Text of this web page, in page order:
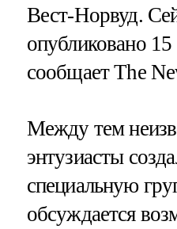
Вест-Норвуд.
опубликовано
сообщает The
Между тем
энтузиасты
специальную
обсуждается